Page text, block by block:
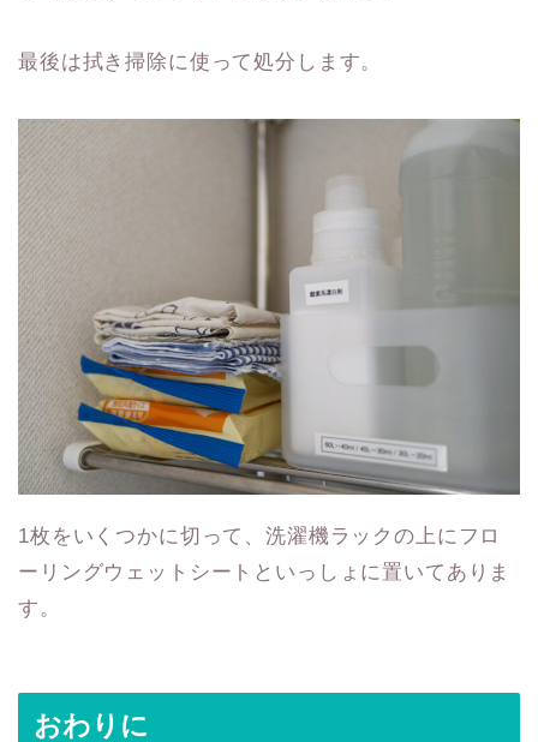
最後は拭き掃除に使って処分します。
1枚をいくつかに切って、洗濯機ラックの上にフロ
ーリングウェットシートといっしょに置いてありま
す。
おわりに